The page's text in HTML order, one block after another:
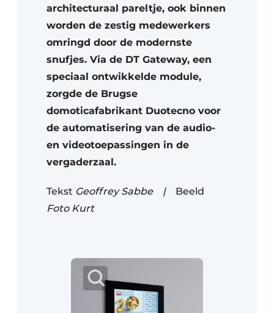
architecturaal pareltje, ook binnen
worden de zestig medewerkers
omringd door de modernste
snufjes. Via de DT Gateway, een
speciaal ontwikkelde module,
zorgde de Brugse
domoticafabrikant Duotecno voor
de automatisering van de audio-
en videotoepassingen in de
vergaderzaal.
Tekst Geoffrey Sabbe | Beeld
Foto Kurt